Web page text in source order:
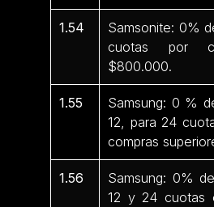
1.54
Samsonite: 0%
cuotas por
$800.000.
1.55
Samsung: 0 %
12, para 24
compras
1.56
Samsung: 0%
12 y 24 cuotas